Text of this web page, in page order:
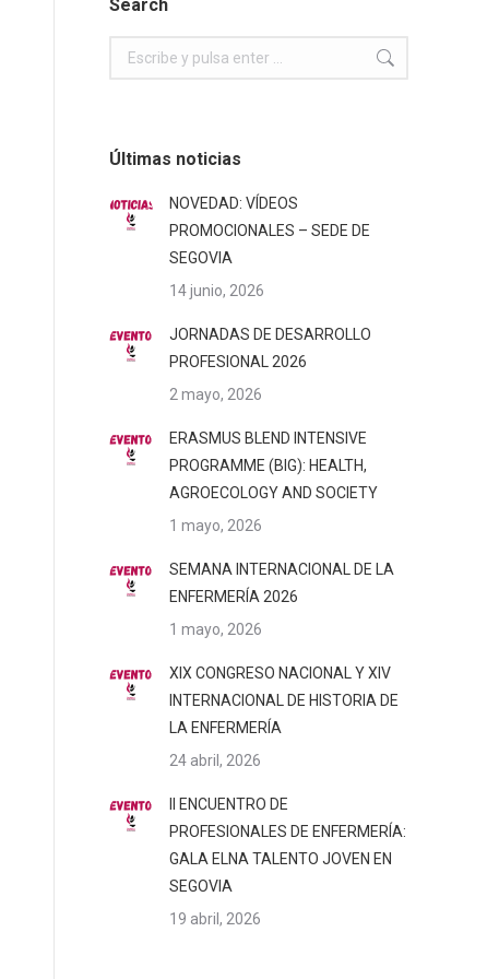
Search
Buscar:
Últimas noticias
NOVEDAD: VÍDEOS
PROMOCIONALES – SEDE DE
SEGOVIA
14 junio, 2026
JORNADAS DE DESARROLLO
PROFESIONAL 2026
2 mayo, 2026
ERASMUS BLEND INTENSIVE
PROGRAMME (BIG): HEALTH,
AGROECOLOGY AND SOCIETY
1 mayo, 2026
SEMANA INTERNACIONAL DE LA
ENFERMERÍA 2026
1 mayo, 2026
XIX CONGRESO NACIONAL Y XIV
INTERNACIONAL DE HISTORIA DE
LA ENFERMERÍA
24 abril, 2026
II ENCUENTRO DE
PROFESIONALES DE ENFERMERÍA:
GALA ELNA TALENTO JOVEN EN
SEGOVIA
19 abril, 2026